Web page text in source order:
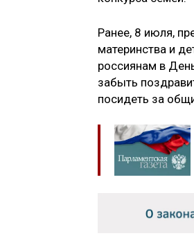
Ранее, 8 июля,
материнства и
россиянам в
забыть
посидеть за